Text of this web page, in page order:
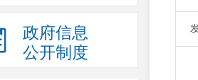
政府信息
公开制度